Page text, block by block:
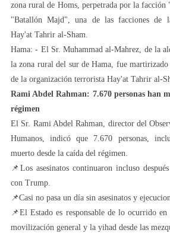
zona rural de Homs, perpetrada por la
"Batallón Majd", una de las facciones de
Hay'at Tahrir al-Sham.
Hama: - El Sr. Muhammad al-Mahrez, de la
la zona rural del sur de Hama, fue
de la organización terrorista Hay'at Tahrir al-
Rami Abdel Rahman: 7.670 personas han
régimen
El Sr. Rami Abdel Rahman, director del
Humanos, indicó que 7.670 personas,
muerto desde la caída del régimen.
📌Los asesinatos continuaron incluso
con Trump.
📌Casi no pasa un día sin asesinatos y
📌El Estado es responsable de lo ocurrido
movilización general y la yihad desde las